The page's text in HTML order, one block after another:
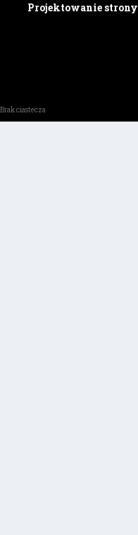
Projektowanie
Brak ciastecza